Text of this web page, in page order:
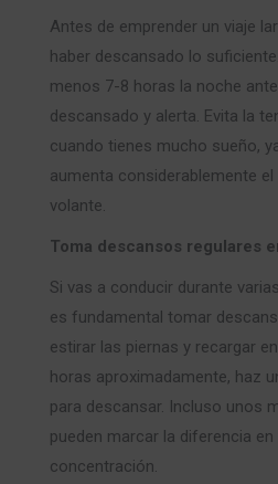
Antes de emprender un viaje
haber descansado lo
menos 7-8 horas la noche
descansado y alerta. Evita la
cuando tienes mucho sueño,
aumenta considerablemente
volante.
Toma descansos regulares
Si vas a conducir durante
es fundamental tomar
estirar las piernas y recargar
horas aproximadamente, haz
para descansar. Incluso unos
pueden marcar la diferencia en
concentración.